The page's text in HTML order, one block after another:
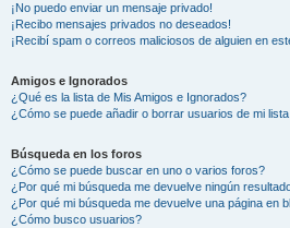
¡No puedo enviar un mensaje privado!
¡Recibo mensajes privados no deseados!
¡Recibí spam o correos maliciosos de alguien en
Amigos e Ignorados
¿Qué es la lista de Mis Amigos e Ignorados?
¿Cómo se puede añadir o borrar usuarios de mi
Búsqueda en los foros
¿Cómo se puede buscar en uno o varios foros?
¿Por qué mi búsqueda me devuelve ningún
¿Por qué mi búsqueda me devuelve una página en
¿Cómo busco usuarios?